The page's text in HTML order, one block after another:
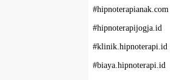
#hipnoterapianak.com
#hipnoterapijogja.id
#klinik.hipnoterapi.id
#biaya.hipnoterapi.id